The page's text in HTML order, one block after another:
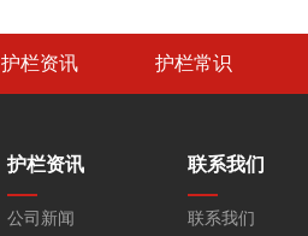
护栏资讯 护栏常识
护栏资讯
公司新闻
联系我们
联系我们